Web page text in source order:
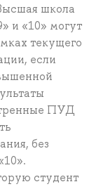
школа
и «10» могут
текущего
если
ПУД
без
студент